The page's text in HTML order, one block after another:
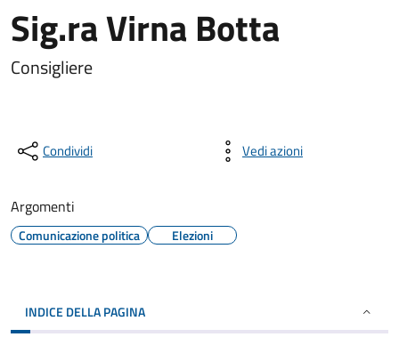
Sig.ra Virna Botta
Consigliere
Condividi Vedi azioni
Argomenti
Comunicazione politica Elezioni
INDICE DELLA PAGINA